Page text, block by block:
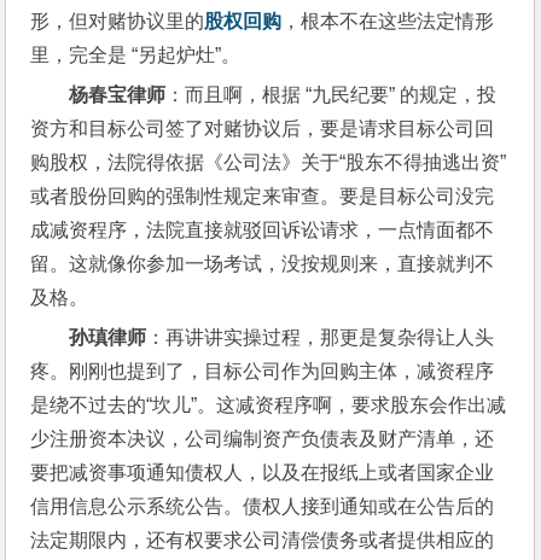
形，但对赌协议里的股权回购 ，根本不在这些法定情形
里，完全是 “另起炉灶”。
杨春宝律师 ：而且啊，根据 “九民纪要” 的规定，投
资方和目标公司签了对赌协议后，要是请求目标公司回
购股权，法院得依据《公司法》关于“股东不得抽逃出资”
或者股份回购的强制性规定来审查。要是目标公司没完
成减资程序，法院直接就驳回诉讼请求，一点情面都不
留。这就像你参加一场考试，没按规则来，直接就判不
及格。
孙瑱律师 ：再讲讲实操过程，那更是复杂得让人头
疼。刚刚也提到了，目标公司作为回购主体，减资程序
是绕不过去的“坎儿”。这减资程序啊，要求股东会作出减
少注册资本决议，公司编制资产负债表及财产清单，还
要把减资事项通知债权人，以及在报纸上或者国家企业
信用信息公示系统公告。债权人接到通知或在公告后的
法定期限内，还有权要求公司清偿债务或者提供相应的